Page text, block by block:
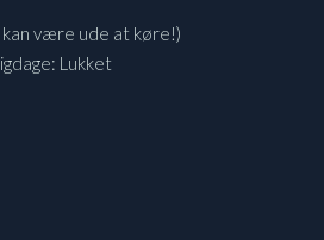
være ude at køre!)
Lukket